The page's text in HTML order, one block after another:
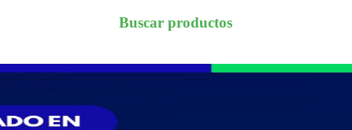
Buscar productos